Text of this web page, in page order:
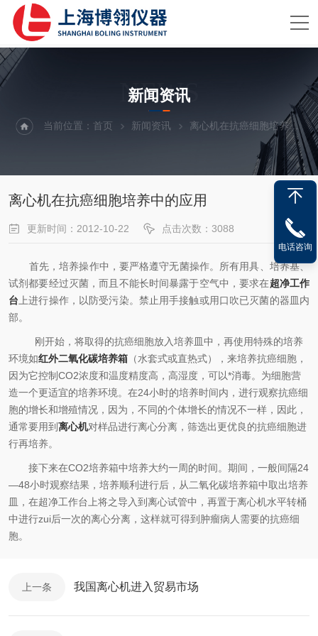
NEWS
新闻资讯
当前位置：首页 新闻资讯 离心机在抗癌细胞培养中的应用
离心机在抗癌细胞培养中的应用
更新时间：2012-10-22 点击次数：3088
首先，培养操作中，要严格遵守无菌操作。所有用具、培养基、
试剂都要经过灭菌，而且不能长时间暴露于空气中，要求在超净工作
台 上进行操作，以防受污染。禁止用手接触或用口吹已灭菌的器皿内
部。
刚开始，将取得的抗癌细胞放入培养皿中，再使用特殊的培养
环境如红外二氧化碳培养箱 （水套式或直热式），来培养抗癌细胞，
因为它控制CO2浓度和温度精度高，高湿度，可以*消毒。为细胞营
造一个更适宜的培养环境。在24小时的培养时间内，进行观察抗癌细
胞的增长和增殖情况，因为，不同的个体增长的情况不一样，因此，
通常要用到 离心机对样品进行离心分离，筛选出更优良的抗癌细胞进
行再培养。
接下来在CO2培养箱中培养大约一周的时间。期间，一般间隔24
—48小时观察结果，培养顺利进行后，从二氧化碳培养箱中取出培养
皿，在超净工作台上将之导入到离心试管中，再置于离心机水平转桶
中进行zui后一次的离心分离，这样就可得到肿瘤病人需要的抗癌细
胞。
上一条 我国离心机进入贸易市场
电话咨询